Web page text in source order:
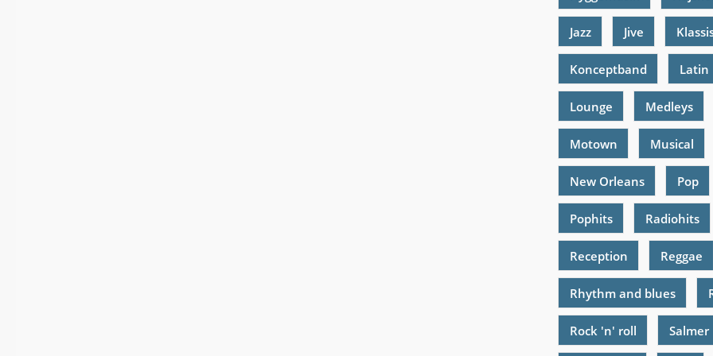
Jazz Jive
Konceptband Latin
Lounge Medleys
Motown Musical
New Orleans Pop
Pophits Radiohits
Reception Reggae
Rhythm and blues
Rock 'n' roll Salmer